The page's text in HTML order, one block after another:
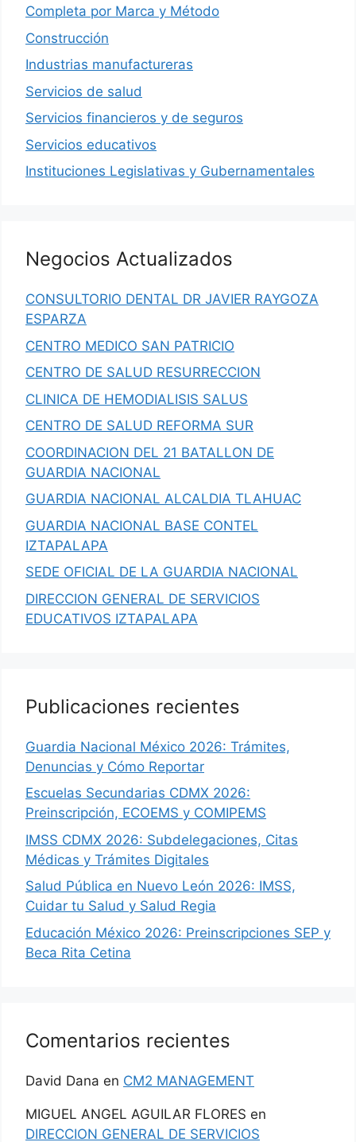
Completa por Marca y Método
Construcción
Industrias manufactureras
Servicios de salud
Servicios financieros y de seguros
Servicios educativos
Instituciones Legislativas y Gubernamentales
Negocios Actualizados
CONSULTORIO DENTAL DR JAVIER RAYGOZA
ESPARZA
CENTRO MEDICO SAN PATRICIO
CENTRO DE SALUD RESURRECCION
CLINICA DE HEMODIALISIS SALUS
CENTRO DE SALUD REFORMA SUR
COORDINACION DEL 21 BATALLON DE
GUARDIA NACIONAL
GUARDIA NACIONAL ALCALDIA TLAHUAC
GUARDIA NACIONAL BASE CONTEL
IZTAPALAPA
SEDE OFICIAL DE LA GUARDIA NACIONAL
DIRECCION GENERAL DE SERVICIOS
EDUCATIVOS IZTAPALAPA
Publicaciones recientes
Guardia Nacional México 2026: Trámites,
Denuncias y Cómo Reportar
Escuelas Secundarias CDMX 2026:
Preinscripción, ECOEMS y COMIPEMS
IMSS CDMX 2026: Subdelegaciones, Citas
Médicas y Trámites Digitales
Salud Pública en Nuevo León 2026: IMSS,
Cuidar tu Salud y Salud Regia
Educación México 2026: Preinscripciones SEP y
Beca Rita Cetina
Comentarios recientes
David Dana en CM2 MANAGEMENT
MIGUEL ANGEL AGUILAR FLORES en
DIRECCION GENERAL DE SERVICIOS